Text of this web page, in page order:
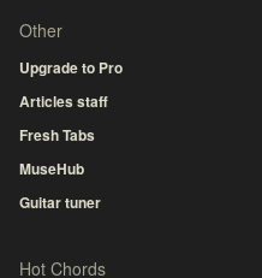
Other
Upgrade to Pro
Articles staff
Fresh Tabs
MuseHub
Guitar tuner
Hot Chords